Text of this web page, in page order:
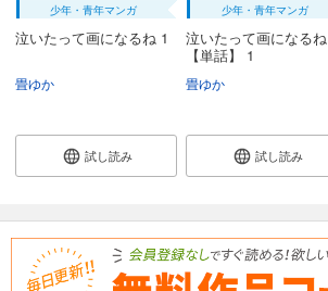
少年・青年マンガ
泣いたって画になるね 1
畳ゆか
試し読み
少年・青年マンガ
泣いたって画になるね
【単話】 1
畳ゆか
試し読み